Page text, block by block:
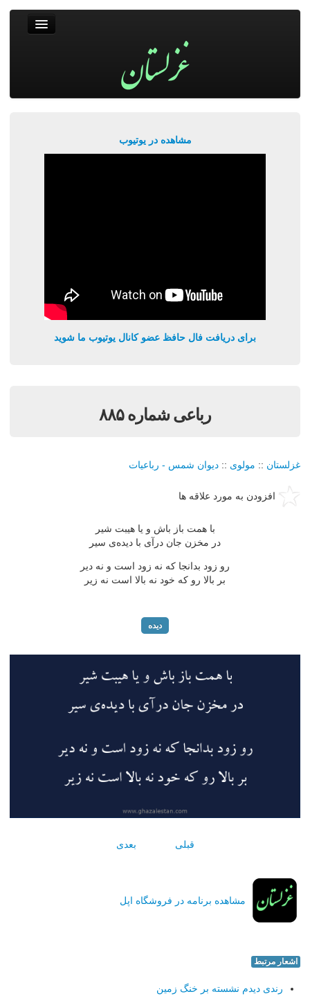
مشاهده در یوتیوب
برای دریافت فال حافظ عضو کانال یوتیوب ما شوید
رباعی شماره ۸۸۵
غزلستان :: مولوی :: دیوان شمس - رباعیات
افزودن به مورد علاقه ها
با همت باز باش و یا هیبت شیر
در مخزن جان درآی با دیده‌ی سیر
رو زود بدانجا که نه زود است و نه دیر
بر بالا رو که خود نه بالا است نه زیر
دیده
قبلی بعدی
مشاهده برنامه در فروشگاه اپل
اشعار مرتبط
رندی دیدم نشسته بر خنگ زمین